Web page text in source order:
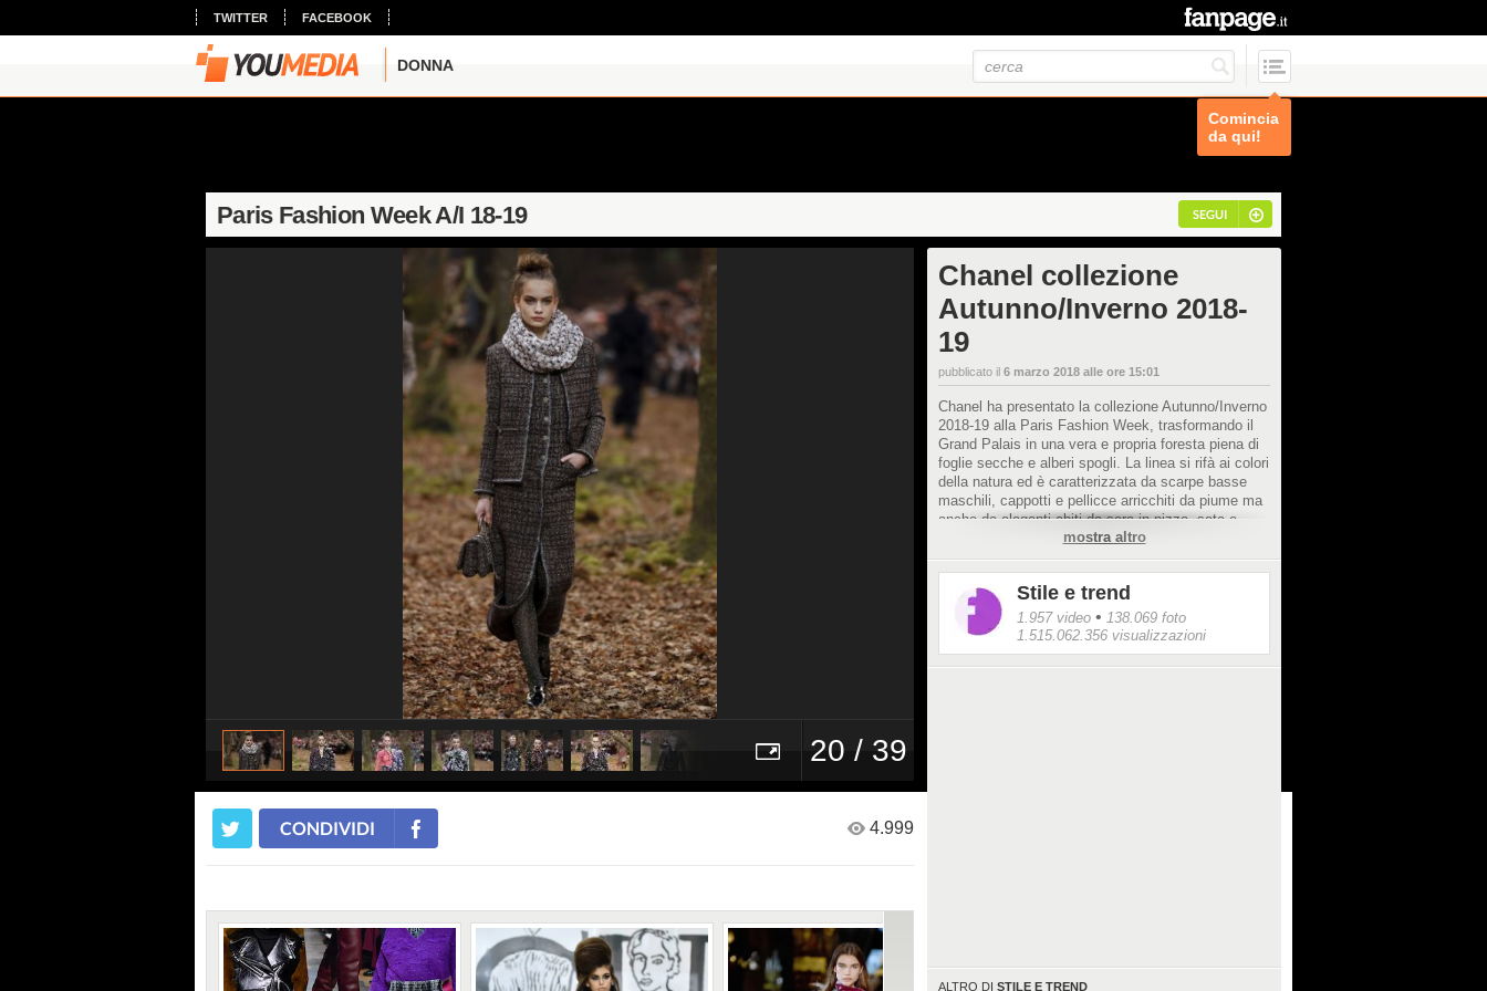
TWITTER FACEBOOK
DONNA
Comincia
da qui!
Paris Fashion Week A/I 18-19 SEGUI
20 / 39
Chanel collezione
Autunno/Inverno 2018-
19
pubblicato il 6 marzo 2018 alle ore 15:01
Chanel ha presentato la collezione Autunno/Inverno
2018-19 alla Paris Fashion Week, trasformando il
Grand Palais in una vera e propria foresta piena di
foglie secche e alberi spogli. La linea si rifà ai colori
della natura ed è caratterizzata da scarpe basse
maschili, cappotti e pellicce arricchiti da piume ma
anche da eleganti abiti da sera in pizzo, seta e
mostra altro
Stile e trend
1.957 video • 138.069 foto
1.515.062.356 visualizzazioni
ALTRO DI STILE E TREND
CONDIVIDI 4.999